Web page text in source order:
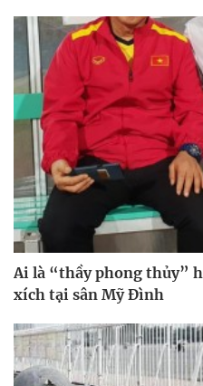
Ai là “thầy phong thủy”
xích tại sân Mỹ Đình